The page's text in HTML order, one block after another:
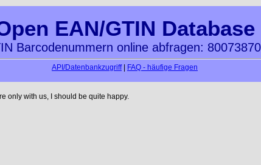
EAN/GTIN Database
Barcodenummern online abfragen:
API/Datenbankzugriff| FAQ - häufige Fragen
only with us, I should be quite happy.